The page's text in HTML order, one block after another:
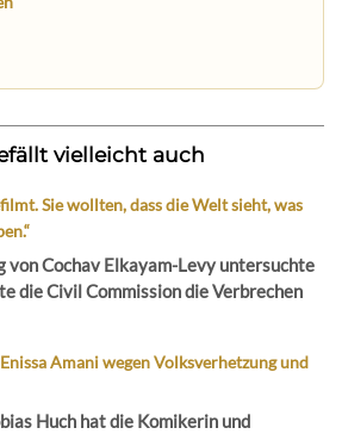
vielleicht auch
Sie wollten, dass die Welt sieht, was
von Cochav Elkayam-Levy untersuchte
die Civil Commission die Verbrechen
Amani wegen Volksverhetzung und
Huch hat die Komikerin und